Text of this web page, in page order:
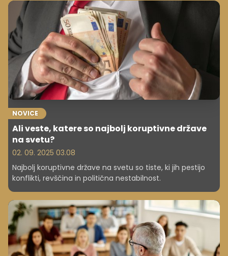
NOVICE
Ali veste, katere so najbolj koruptivne države
na svetu?
02. 09. 2025 03.08
Najbolj koruptivne države na svetu so tiste, ki jih pestijo
konflikti, revščina in politična nestabilnost.